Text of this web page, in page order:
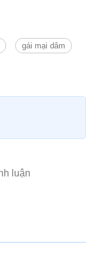
gái mại dâm